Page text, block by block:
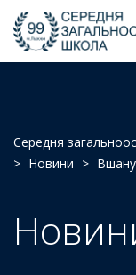
Середня
> Новини >